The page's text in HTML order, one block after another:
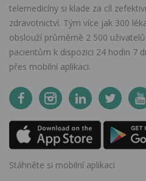
telemedicíny si klade za cíl
zdravotnictví. Tým více jak 300
obslouží průměrně 2 500
pacientům k dispozici 24 hodin 7
přes mobilní aplikaci.
Stáhněte si mobilní aplikaci